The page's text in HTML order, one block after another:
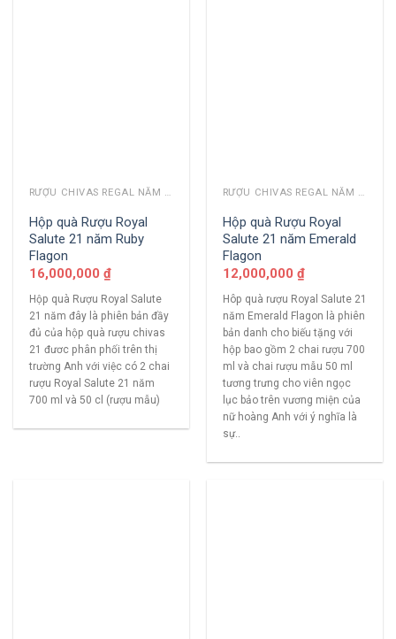
RƯỢU CHIVAS REGAL NĂM CŨ
Hộp quà Rượu Royal
Salute 21 năm Ruby
Flagon
16,000,000 ₫
Hộp quà Rượu Royal Salute
21 năm đây là phiên bản đầy
đủ của hộp quà rượu chivas
21 đươc phân phối trên thị
trường Anh với việc có 2 chai
rượu Royal Salute 21 năm
700 ml và 50 cl (rượu mẫu)
RƯỢU CHIVAS REGAL NĂM CŨ
Hộp quà Rượu Royal
Salute 21 năm Emerald
Flagon
12,000,000 ₫
Hôp quà rượu Royal Salute 21
năm Emerald Flagon là phiên
bản danh cho biếu tặng với
hộp bao gồm 2 chai rượu 700
ml và chai rượu mẫu 50 ml
tương trưng cho viên ngọc
lục bảo trên vương miện của
nữ hoàng Anh với ý nghĩa là
sự..